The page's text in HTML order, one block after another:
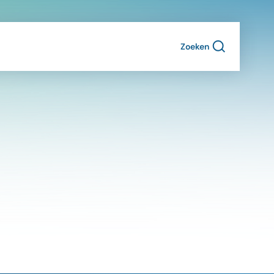
Zoeken